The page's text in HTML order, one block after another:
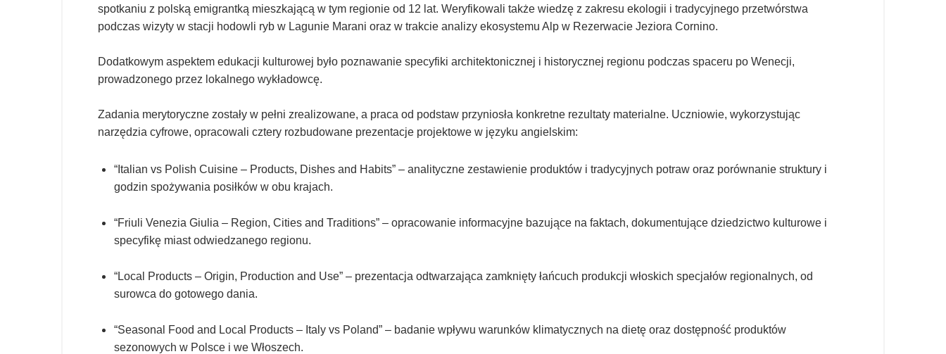
spotkaniu z polską emigrantką mieszkającą w tym regionie od 12 lat. Weryfikowali także wiedzę z zakresu ekologii i tradycyjnego przetwórstwa
podczas wizyty w stacji hodowli ryb w Lagunie Marani oraz w trakcie analizy ekosystemu Alp w Rezerwacie Jeziora Cornino.
Dodatkowym aspektem edukacji kulturowej było poznawanie specyfiki architektonicznej i historycznej regionu podczas spaceru po Wenecji,
prowadzonego przez lokalnego wykładowcę.
Zadania merytoryczne zostały w pełni zrealizowane, a praca od podstaw przyniosła konkretne rezultaty materialne. Uczniowie, wykorzystując
narzędzia cyfrowe, opracowali cztery rozbudowane prezentacje projektowe w języku angielskim:
“Italian vs Polish Cuisine – Products, Dishes and Habits” – analityczne zestawienie produktów i tradycyjnych potraw oraz porównanie struktury i
godzin spożywania posiłków w obu krajach.
“Friuli Venezia Giulia – Region, Cities and Traditions” – opracowanie informacyjne bazujące na faktach, dokumentujące dziedzictwo kulturowe i
specyfikę miast odwiedzanego regionu.
“Local Products – Origin, Production and Use” – prezentacja odtwarzająca zamknięty łańcuch produkcji włoskich specjałów regionalnych, od
surowca do gotowego dania.
“Seasonal Food and Local Products – Italy vs Poland” – badanie wpływu warunków klimatycznych na dietę oraz dostępność produktów
sezonowych w Polsce i we Włoszech.